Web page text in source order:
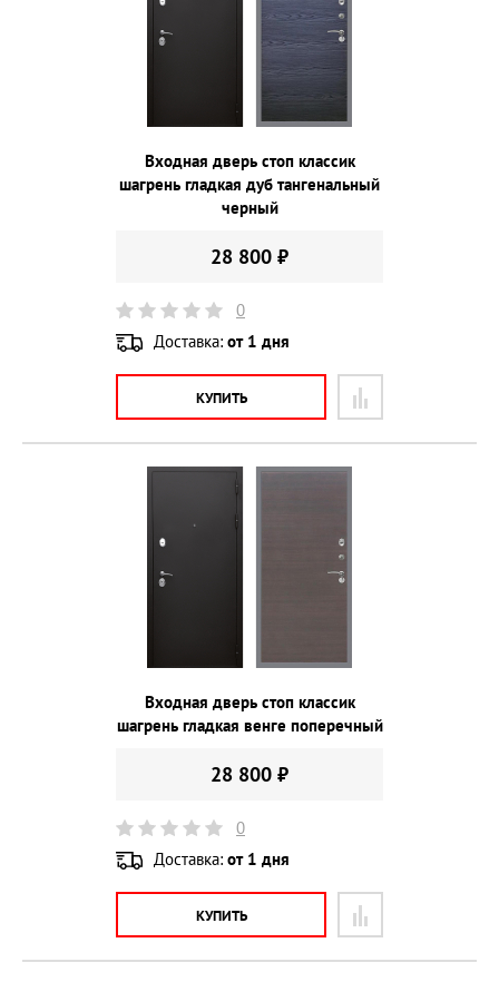
Входная дверь стоп классик
шагрень гладкая дуб тангенальный
черный
28 800 ₽
0
Доставка: от 1 дня
КУПИТЬ
Входная дверь стоп классик
шагрень гладкая венге поперечный
28 800 ₽
0
Доставка: от 1 дня
КУПИТЬ